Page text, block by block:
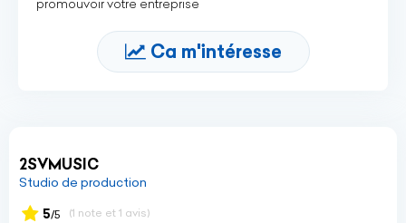
promouvoir votre entreprise
Ca m'intéresse
2SVMUSIC
Studio de production
5/5 (1 note et 1 avis)